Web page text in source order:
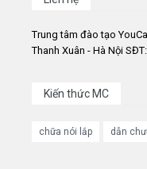
Trung tâm đào tạo
Thanh Xuân - Hà Nội
Kiến thức MC
chữa nói lắp dẫn